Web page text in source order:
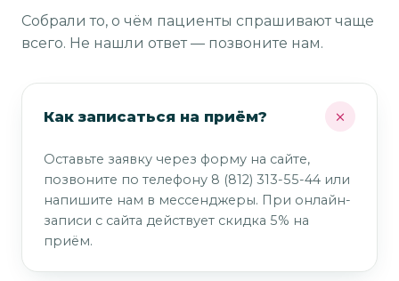
Собрали то, о чём пациенты спрашивают чаще
всего. Не нашли ответ — позвоните нам.
Как записаться на приём?
Оставьте заявку через форму на сайте,
позвоните по телефону 8 (812) 313-55-44 или
напишите нам в мессенджеры. При онлайн-
записи с сайта действует скидка 5% на
приём.